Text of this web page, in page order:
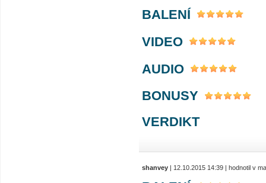
BALENÍ
VIDEO
AUDIO
BONUSY
VERDIKT
shanvey | 12.10.2015 14:39 | hodnotil v